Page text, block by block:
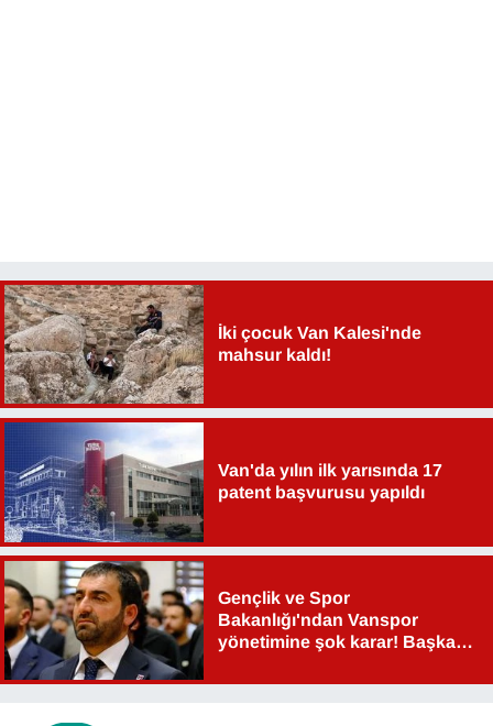
İki çocuk Van Kalesi'nde
mahsur kaldı!
Van'da yılın ilk yarısında 17
patent başvurusu yapıldı
Gençlik ve Spor
Bakanlığı'ndan Vanspor
yönetimine şok karar! Başkan